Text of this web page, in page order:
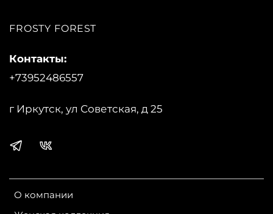
FROSTY FOREST
О компании
Контакты:
+73952486557
г Иркутск, ул Советская, д 25